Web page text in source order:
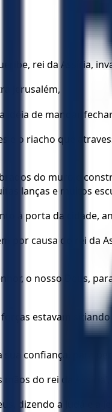
rei da Assíria,
Jerusalém,
de mandar
e o riacho que
do muro e
lanças e muitos
à porta da cidade,
por causa do rei
o nosso Deus,
estavam
sua confiança, para
mãos do rei da
dizendo a Judá e a